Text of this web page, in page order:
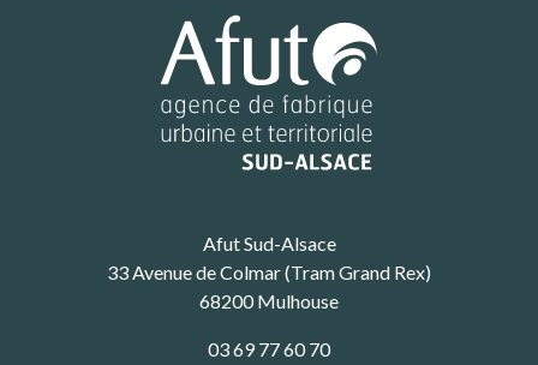
Afut Sud-Alsace
33 Avenue de Colmar (Tram Grand Rex)
68200 Mulhouse
03 69 77 60 70